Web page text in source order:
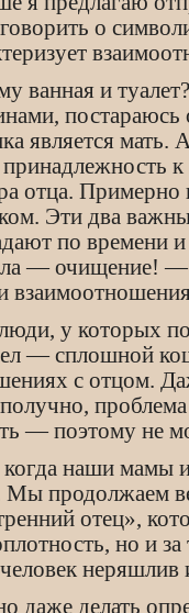
о
ванная и
постараюсь
является мать.
к
отца. Примерно
Эти два
по времени
— очищение! —
у которых
— сплошной
с отцом.
— поэтому не
наши мамы
Мы продолжаем
отец»,
но и
неряшлив
даже делать